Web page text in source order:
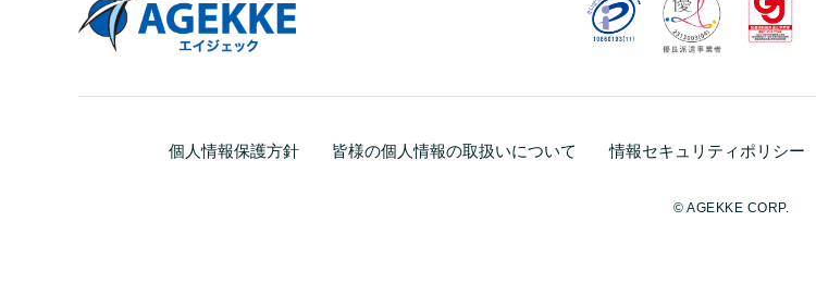
個人情報保護方針 皆様の個人情報の取扱いについて 情報セキュリティポリシー
© AGEKKE CORP.